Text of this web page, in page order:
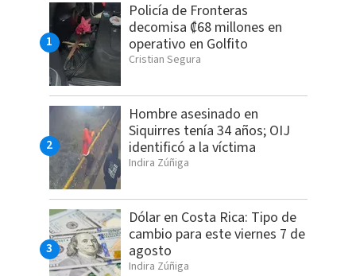
Policía de Fronteras
decomisa ₡68 millones en
operativo en Golfito
Cristian Segura
Hombre asesinado en
Siquirres tenía 34 años; OIJ
identificó a la víctima
Indira Zúñiga
Dólar en Costa Rica: Tipo de
cambio para este viernes 7 de
agosto
Indira Zúñiga